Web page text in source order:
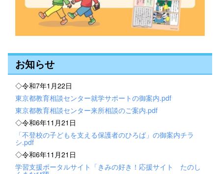
お知らせ
◇令和7年1月22日
東京都教育相談センター就学サポートの御案内.pdf
東京都教育相談センター来所相談のご案内.pdf
◇令和6年11月21日
「不登校の子どもを支える保護者のひろば」の御案内チラ
シ.pdf
◇令和6年11月21日
学習支援ポータルサイト「きみの好き！応援サイト たのし